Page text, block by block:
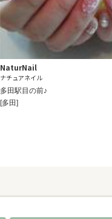
NaturNail
ナチュアネイル
多田駅目の前♪
[多田]